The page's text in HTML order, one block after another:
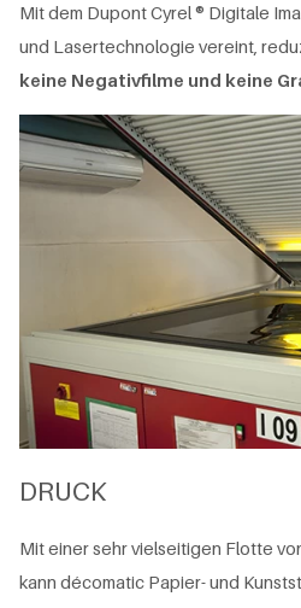
Mit dem Dupont Cyrel ® Digitale
und Lasertechnologie vereint,
keine Negativfilme und keine
DRUCK
Mit einer sehr vielseitigen Flotte
kann décomatic Papier- und